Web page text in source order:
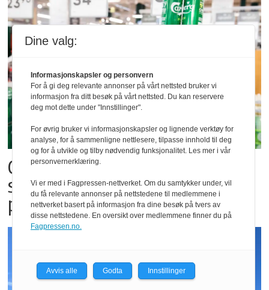
Carlsberg forventer
salgsrekord for alkoholfri øl
på festivaler
Dine valg:
Informasjonskapsler og personvern
For å gi deg relevante annonser på vårt nettsted bruker vi
informasjon fra ditt besøk på vårt nettsted. Du kan reservere
deg mot dette under "Innstillinger".
For øvrig bruker vi informasjonskapsler og lignende verktøy for
analyse, for å sammenligne nettlesere, tilpasse innhold til deg
og for å utvikle og tilby nødvendig funksjonalitet. Les mer i vår
personvernerklæring.
Vi er med i Fagpressen-nettverket. Om du samtykker under, vil
du få relevante annonser på nettstedene til medlemmene i
nettverket basert på informasjon fra dine besøk på tvers av
disse nettstedene. En oversikt over medlemmene finner du på
Fagpressen.no.
Avvis alle Godta Innstillinger